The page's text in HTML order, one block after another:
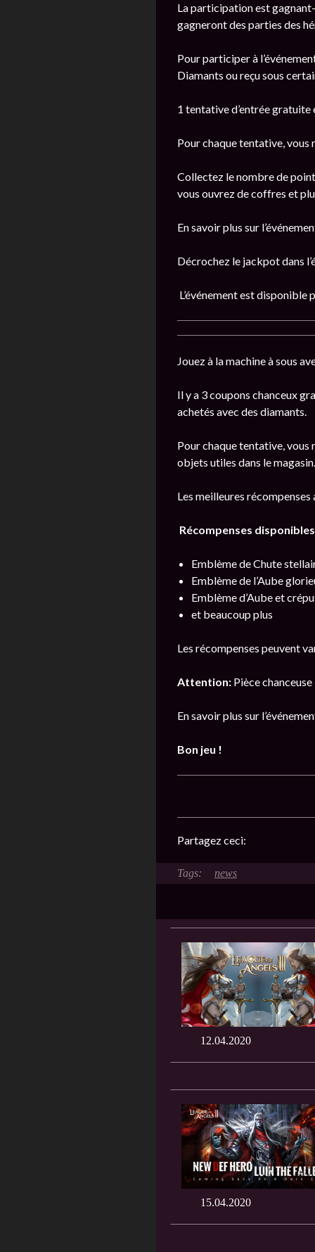
La participation est
gagneront des parties des
Pour participer à
Diamants ou reçu sous
1 tentative d’entrée
Pour chaque tentative,
Collectez le nombre de
vous ouvrez de coffres et
En savoir plus sur
Décrochez le jackpot dans
L’événement est disponible
Jouez à la machine à sous
Il y a 3 coupons chanceux
achetés avec des diamants.
Pour chaque tentative, vous
objets utiles dans le magasin.
Les meilleures
Récompenses
Emblème de Chute
Emblème de l’Aube
Emblème d’Aube et
et beaucoup plus
Les récompenses peuvent
Attention: Pièce
En savoir plus sur
Bon jeu !
Partagez ceci:
news
12.04.2020
15.04.2020